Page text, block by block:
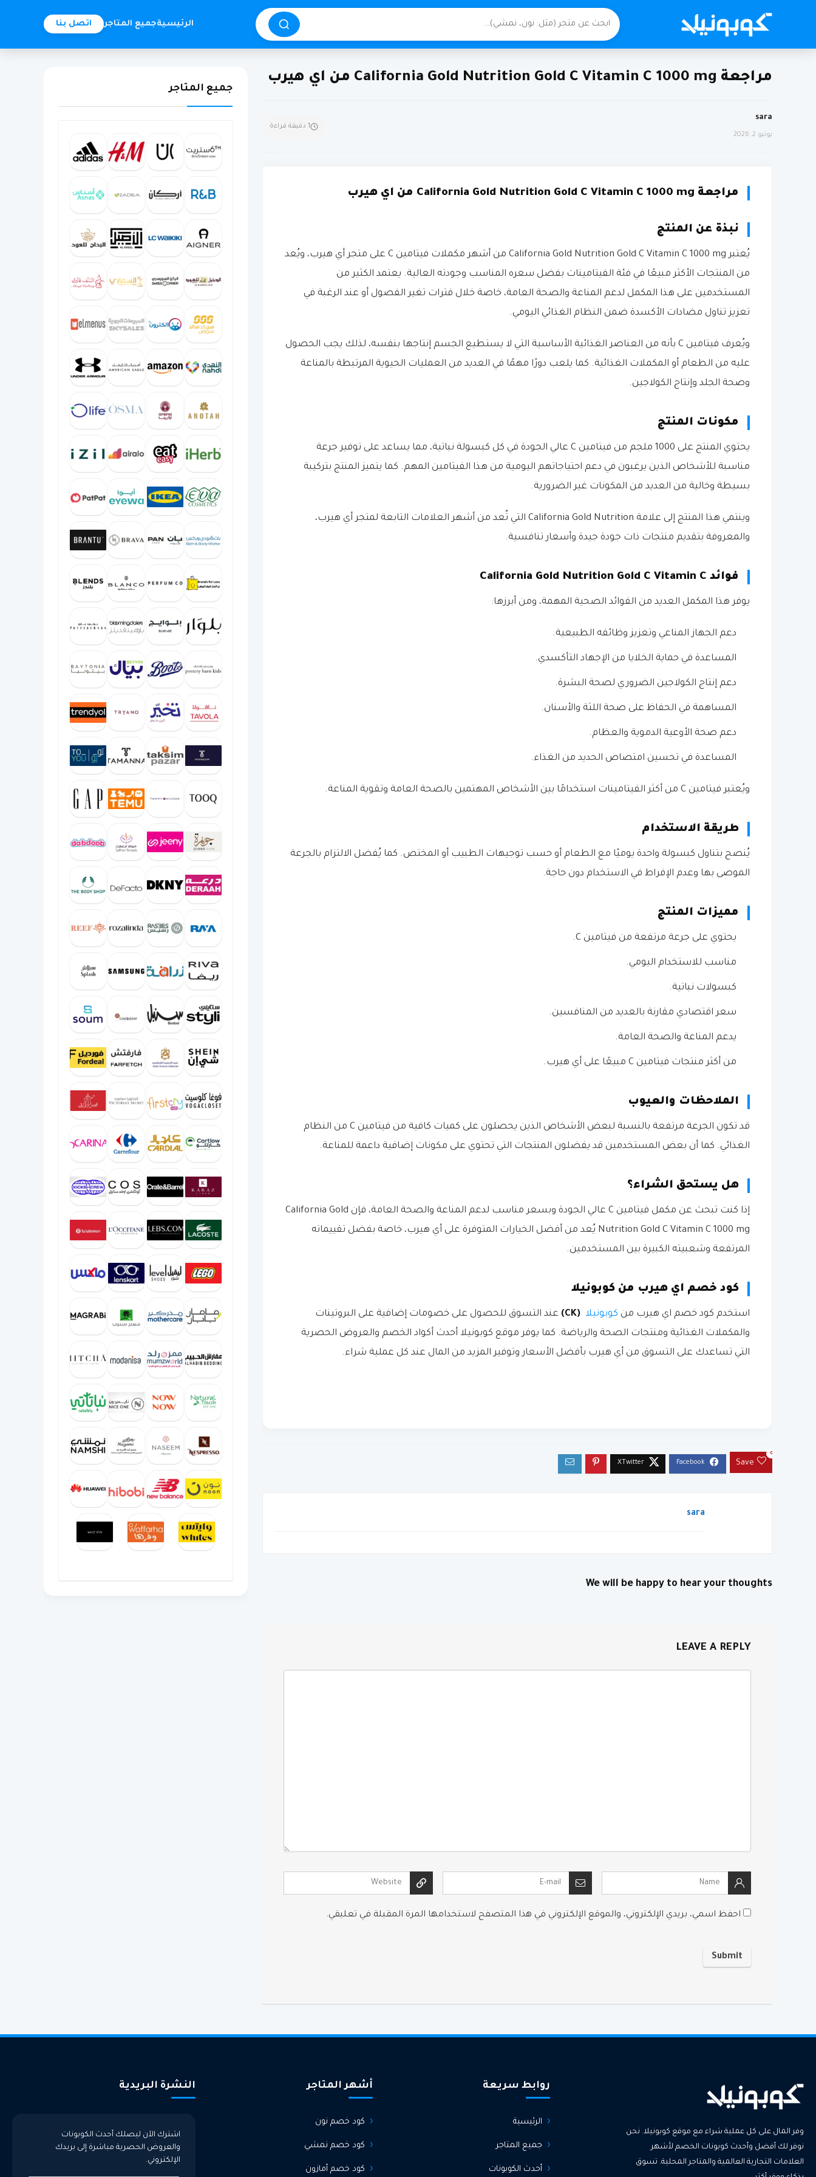
الرئيسيةجميع المتاجر اتصل بنا
مراجعة California Gold Nutrition Gold C Vitamin C 1000 mg من اي هيرب
sara
يونيو 2, 2026
1 دقيقة قراءة
مراجعة California Gold Nutrition Gold C Vitamin C 1000 mg من اي هيرب
نبذة عن المنتج
يُعتبر California Gold Nutrition Gold C Vitamin C 1000 mg من أشهر مكملات فيتامين C على متجر أي هيرب، ويُعد
من المنتجات الأكثر مبيعًا في فئة الفيتامينات بفضل سعره المناسب وجودته العالية. يعتمد الكثير من
المستخدمين على هذا المكمل لدعم المناعة والصحة العامة، خاصة خلال فترات تغير الفصول أو عند الرغبة في
تعزيز تناول مضادات الأكسدة ضمن النظام الغذائي اليومي.
ويُعرف فيتامين C بأنه من العناصر الغذائية الأساسية التي لا يستطيع الجسم إنتاجها بنفسه، لذلك يجب الحصول
عليه من الطعام أو المكملات الغذائية. كما يلعب دورًا مهمًا في العديد من العمليات الحيوية المرتبطة بالمناعة
وصحة الجلد وإنتاج الكولاجين.
مكونات المنتج
يحتوي المنتج على 1000 ملجم من فيتامين C عالي الجودة في كل كبسولة نباتية، مما يساعد على توفير جرعة
مناسبة للأشخاص الذين يرغبون في دعم احتياجاتهم اليومية من هذا الفيتامين المهم. كما يتميز المنتج بتركيبة
بسيطة وخالية من العديد من المكونات غير الضرورية.
وينتمي هذا المنتج إلى علامة California Gold Nutrition التي تُعد من أشهر العلامات التابعة لمتجر أي هيرب،
والمعروفة بتقديم منتجات ذات جودة جيدة وأسعار تنافسية.
فوائد California Gold Nutrition Gold C Vitamin C
يوفر هذا المكمل العديد من الفوائد الصحية المهمة، ومن أبرزها:
دعم الجهاز المناعي وتعزيز وظائفه الطبيعية.
المساعدة في حماية الخلايا من الإجهاد التأكسدي.
دعم إنتاج الكولاجين الضروري لصحة البشرة.
المساهمة في الحفاظ على صحة اللثة والأسنان.
دعم صحة الأوعية الدموية والعظام.
المساعدة في تحسين امتصاص الحديد من الغذاء.
ويُعتبر فيتامين C من أكثر الفيتامينات استخدامًا بين الأشخاص المهتمين بالصحة العامة وتقوية المناعة.
طريقة الاستخدام
يُنصح بتناول كبسولة واحدة يوميًا مع الطعام أو حسب توجيهات الطبيب أو المختص. كما يُفضل الالتزام بالجرعة
الموصى بها وعدم الإفراط في الاستخدام دون حاجة.
مميزات المنتج
يحتوي على جرعة مرتفعة من فيتامين C.
مناسب للاستخدام اليومي.
كبسولات نباتية.
سعر اقتصادي مقارنة بالعديد من المنافسين.
يدعم المناعة والصحة العامة.
من أكثر منتجات فيتامين C مبيعًا على أي هيرب.
الملاحظات والعيوب
قد تكون الجرعة مرتفعة بالنسبة لبعض الأشخاص الذين يحصلون على كميات كافية من فيتامين C من النظام
الغذائي. كما أن بعض المستخدمين قد يفضلون المنتجات التي تحتوي على مكونات إضافية داعمة للمناعة.
هل يستحق الشراء؟
إذا كنت تبحث عن مكمل فيتامين C عالي الجودة وبسعر مناسب لدعم المناعة والصحة العامة، فإن California Gold
Nutrition Gold C Vitamin C 1000 mg يُعد من أفضل الخيارات المتوفرة على أي هيرب، خاصة بفضل تقييماته
المرتفعة وشعبيته الكبيرة بين المستخدمين.
كود خصم اي هيرب من كوبونيلا
استخدم كود خصم اي هيرب من كوبونيلا (CK)
عند التسوق للحصول على خصومات إضافية على البروتينات
والمكملات الغذائية ومنتجات الصحة والرياضة. كما يوفر موقع كوبونيلا أحدث أكواد الخصم والعروض الحصرية
التي تساعدك على التسوق من أي هيرب بأفضل الأسعار وتوفير المزيد من المال عند كل عملية شراء.
Save
0
sara
We will be happy to hear your thoughts
LEAVE A REPLY
احفظ اسمي، بريدي الإلكتروني، والموقع الإلكتروني في هذا المتصفح لاستخدامها المرة المقبلة في تعليقي.
وفر المال على كل عملية شراء مع موقع كوبونيلا. نحن
نوفر لك أفضل وأحدث كوبونات الخصم لأشهر
العلامات التجارية العالمية والمتاجر المحلية. تسوق
روابط سريعة
الرئيسية
جميع المتاجر
أحدث الكوبونات
أشهر المتاجر
كود خصم نون
كود خصم نمشي
كود خصم أمازون
النشرة البريدية
اشترك الآن ليصلك أحدث الكوبونات
والعروض الحصرية مباشرة إلى بريدك
الإلكتروني.